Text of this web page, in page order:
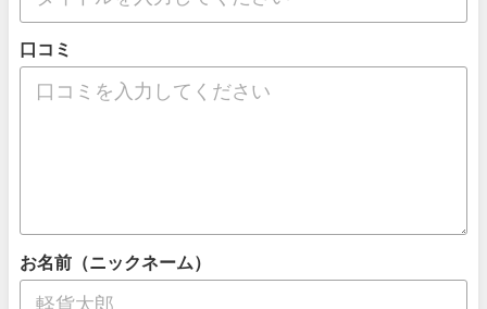
口コミ
お名前（ニックネーム）